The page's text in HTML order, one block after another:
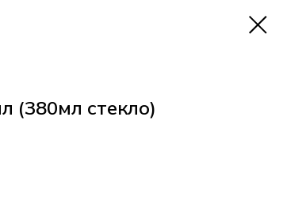
(380мл стекло)